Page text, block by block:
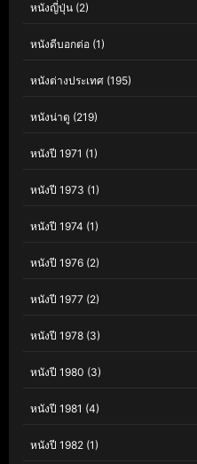
หนังญี่ปุ่น (2)
หนังดีบอกต่อ (1)
หนังต่างประเทศ (195)
หนังน่าดู (219)
หนังปี 1971 (1)
หนังปี 1973 (1)
หนังปี 1974 (1)
หนังปี 1976 (2)
หนังปี 1977 (2)
หนังปี 1978 (3)
หนังปี 1980 (3)
หนังปี 1981 (4)
หนังปี 1982 (1)